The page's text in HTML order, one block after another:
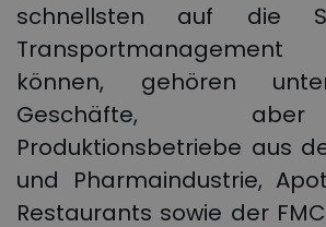
schnellsten auf die
können, gehören
Geschäfte,
Produktionsbetriebe aus
und Pharmaindustrie,
Restaurants sowie der